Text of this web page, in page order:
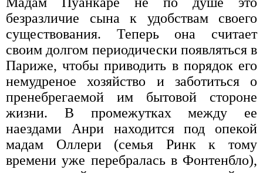
безразличие сына к удобствам своего
существования. Теперь она считает
своим долгом периодически появляться в
Париже, чтобы приводить в порядок его
немудреное хозяйство и заботиться о
пренебрегаемой им бытовой стороне
жизни. В промежутках между ее
наездами Анри находится под опекой
мадам Оллери (семья Ринк к тому
времени уже перебралась в Фонтенбло),